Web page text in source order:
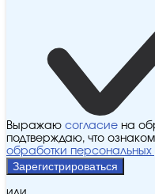
Выражаю согласие на
подтверждаю, что
обработки персональных
Зарегистрироваться